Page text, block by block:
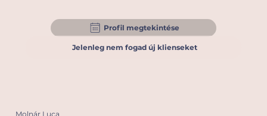
Profil megtekintése
Jelenleg nem fogad új klienseket
Molnár Luca